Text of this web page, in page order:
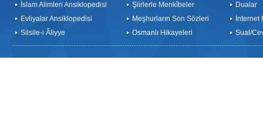
İslam Alimleri Ansiklopedisi
Evliyalar Ansiklopedisi
Silsile-i Âliyye
Şiirlerle Menkîbeler
Meşhurların Son Sözleri
Osmanlı Hikayeleri
Dualar
İnternet
Sual/